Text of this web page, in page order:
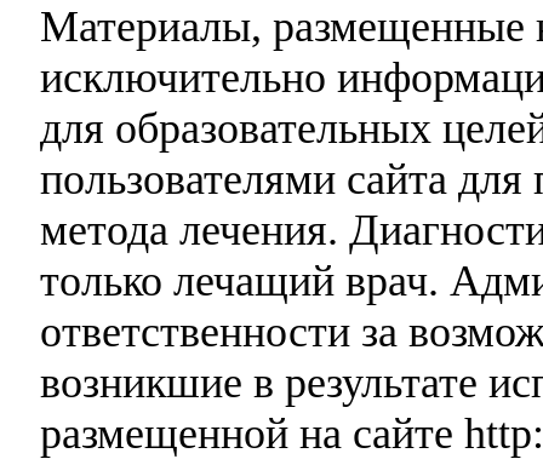
Материалы, размещенные
исключительно
для образовательных
пользователями сайта
метода лечения.
только лечащий врач.
ответственности за
возникшие в результате
размещенной на сайте